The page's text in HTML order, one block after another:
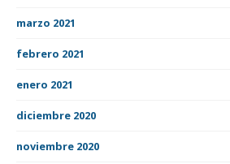
marzo 2021
febrero 2021
enero 2021
diciembre 2020
noviembre 2020